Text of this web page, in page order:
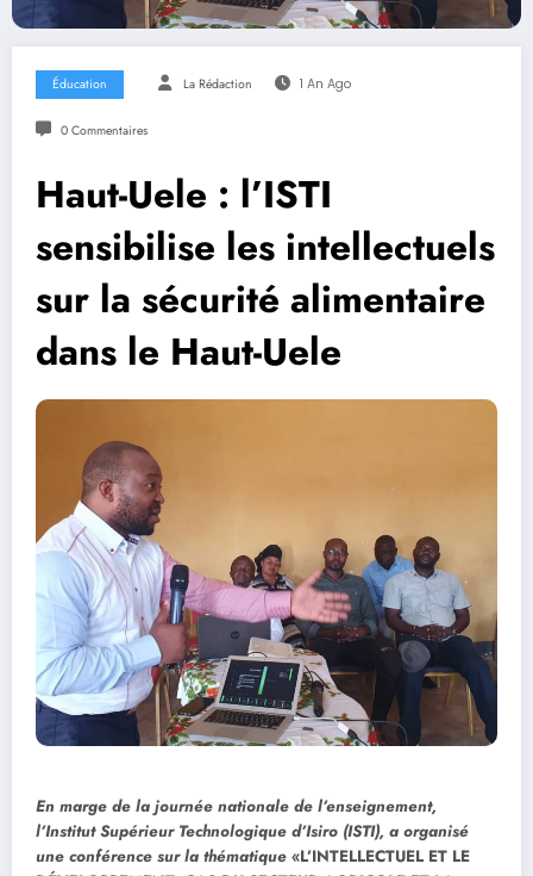
Éducation La Rédaction 1 An Ago
0 Commentaires
Haut-Uele : l’ISTI
sensibilise les intellectuels
sur la sécurité alimentaire
dans le Haut-Uele
En marge de la journée nationale de l’enseignement,
l’Institut Supérieur Technologique d’Isiro (ISTI), a organisé
une conférence sur la thématique «L’INTELLECTUEL ET LE